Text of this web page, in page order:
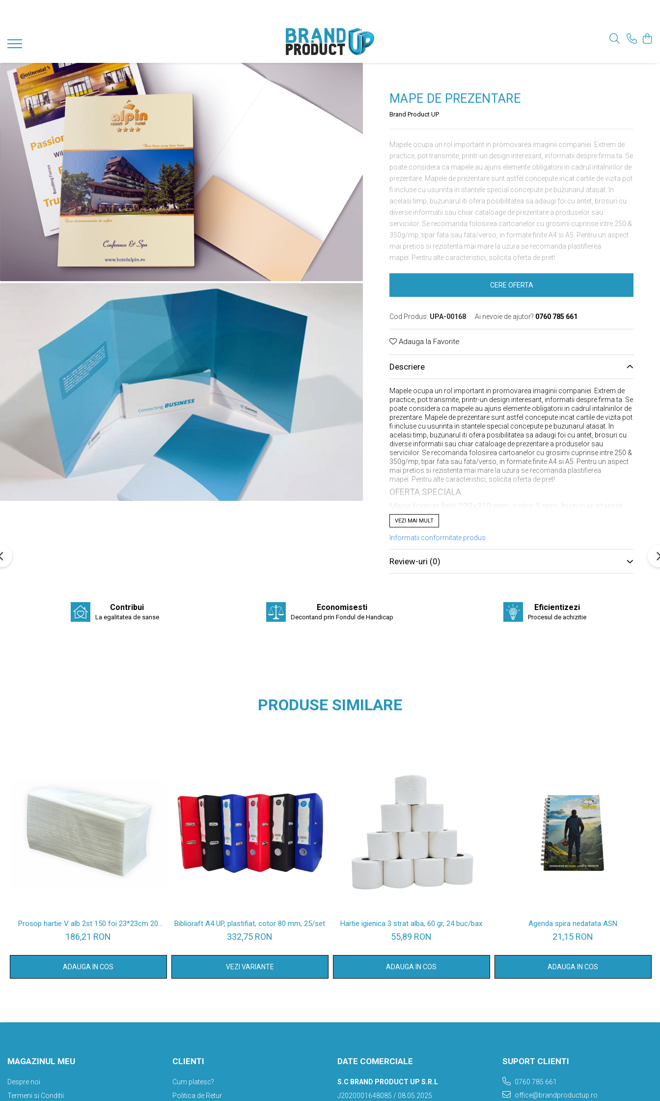
MAPE DE PREZENTARE
Brand Product UP
Mapele ocupa un rol important in promovarea imaginii companiei. Extrem de
practice, pot transmite, printr-un design interesant, informatii despre firma ta. Se
poate considera ca mapele au ajuns elemente obligatorii in cadrul intalnirilor de
prezentare. Mapele de prezentare sunt astfel concepute incat cartile de vizita pot
fi incluse cu usurinta in stantele special concepute pe buzunarul atasat. In
acelasi timp, buzunarul iti ofera posibilitatea sa adaugi foi cu antet, brosuri cu
diverse informatii sau chiar cataloage de prezentare a produselor sau
serviciilor. Se recomanda folosirea cartoanelor cu grosimi cuprinse intre 250 &
350g/mp, tipar fata sau fata/verso, in formate finite A4 si A5. Pentru un aspect
mai pretios si rezistenta mai mare la uzura se recomanda plastifierea
mapei. Pentru alte caracteristici, solicita oferta de pret!
CERE OFERTA
Cod Produs: UPA-00168 Ai nevoie de ajutor? 0760 785 661
Adauga la Favorite
Descriere
Mapele ocupa un rol important in promovarea imaginii companiei. Extrem de
practice, pot transmite, printr-un design interesant, informatii despre firma ta. Se
poate considera ca mapele au ajuns elemente obligatorii in cadrul intalnirilor de
prezentare. Mapele de prezentare sunt astfel concepute incat cartile de vizita pot
fi incluse cu usurinta in stantele special concepute pe buzunarul atasat. In
acelasi timp, buzunarul iti ofera posibilitatea sa adaugi foi cu antet, brosuri cu
diverse informatii sau chiar cataloage de prezentare a produselor sau
serviciilor. Se recomanda folosirea cartoanelor cu grosimi cuprinse intre 250 &
350g/mp, tipar fata sau fata/verso, in formate finite A4 si A5. Pentru un aspect
mai pretios si rezistenta mai mare la uzura se recomanda plastifierea
mapei. Pentru alte caracteristici, solicita oferta de pret!
OFERTA SPECIALA
Mapa format finit 220x310 mm, cotor 5 mm, buzunar stantat
cu aplicare carte de vizita, carton DCL 300g/mp, tipar
policromie fata
TIRAJ 500 BUC
PRET 1195 LEI, 2.39* LEI/BUC + CADOU 100 CĂRŢI DE
VIZITA STANDARD
VEZI MAI MULT
Informatii conformitate produs
Review-uri (0)
Contribui
La egalitatea de sanse
Economisesti
Decontand prin Fondul de Handicap
Eficientizezi
Procesul de achizitie
PRODUSE SIMILARE
Prosop hartie V alb 2st 150 foi 23*23cm 20
pachete/set
186,21 RON
ADAUGA IN COS
Biblioraft A4 UP, plastifiat, cotor 80 mm, 25/set
332,75 RON
VEZI VARIANTE
Hartie igienica 3 strat alba, 60 gr, 24 buc/bax
55,89 RON
ADAUGA IN COS
Agenda spira nedatata ASN
21,15 RON
ADAUGA IN COS
MAGAZINUL MEU
Despre noi
Termeni si Conditii
CLIENTI
Cum platesc?
Politica de Retur
DATE COMERCIALE
S.C BRAND PRODUCT UP S.R.L
J2020001648085 / 08.05.2025
SUPORT CLIENTI
0760 785 661
office@brandproductup.ro